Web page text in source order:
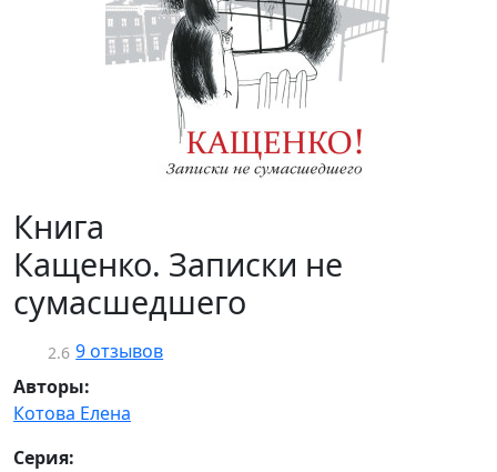
Книга
Кащенко. Записки не
сумасшедшего
2.6 9 отзывов
Авторы:
Котова Елена
Серия: